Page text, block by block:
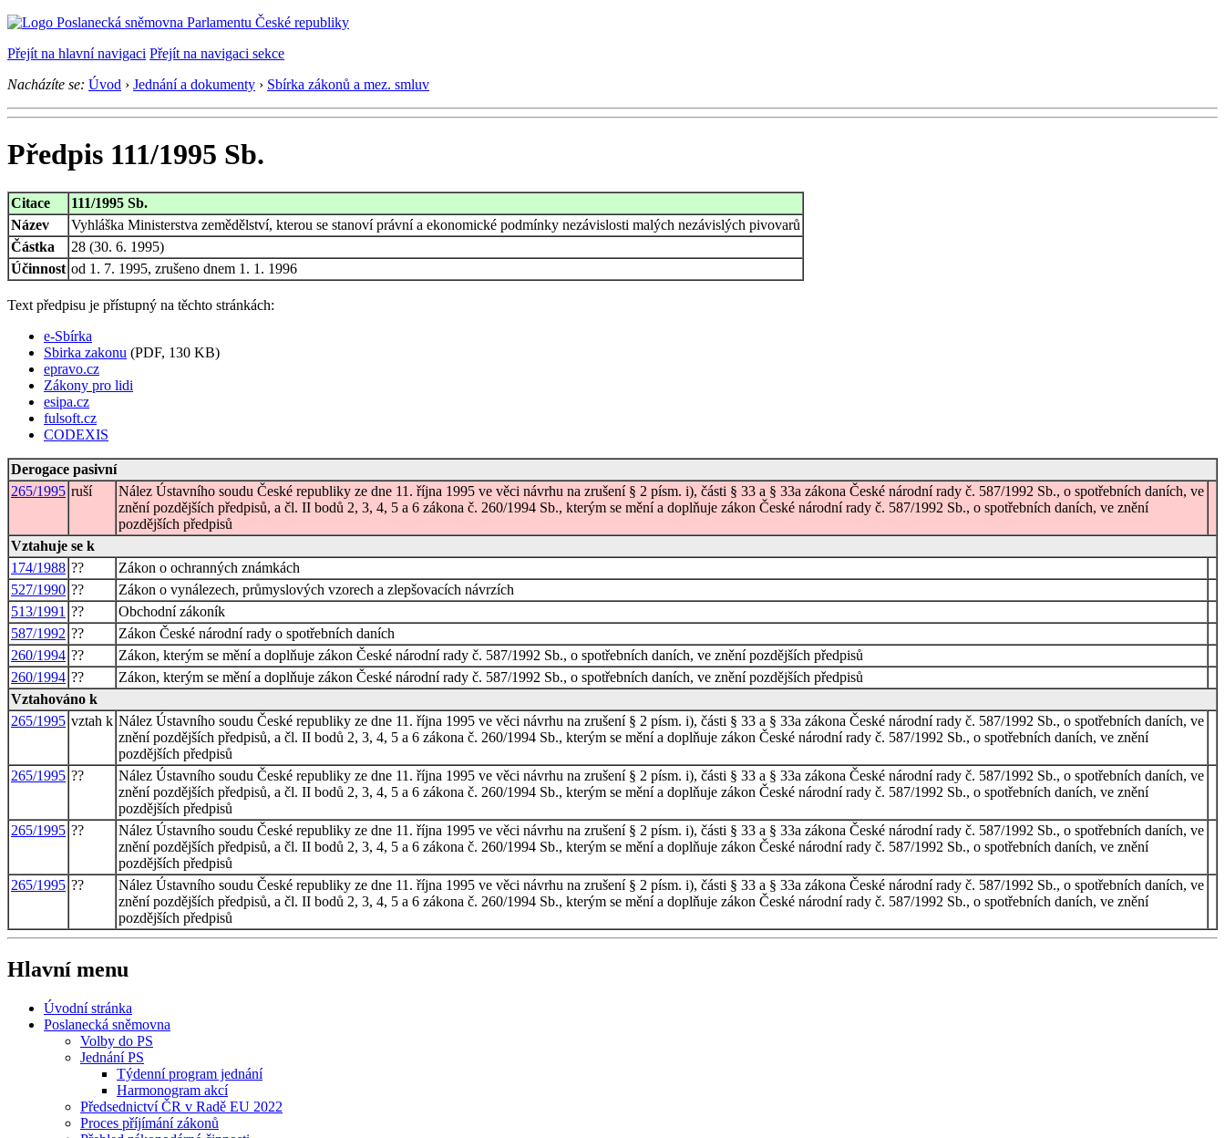
Přejít na hlavní navigaci Přejít na navigaci sekce
Nacházíte se: Úvod › Jednání a dokumenty › Sbírka zákonů a mez. smluv
Předpis 111/1995 Sb.
Citace
111/1995 Sb.
Název
Vyhláška Ministerstva zemědělství, kterou se stanoví právní a ekonomické podmínky nezávislosti malých nezávislých pivovarů
Částka
28 (30. 6. 1995)
Účinnost od 1. 7. 1995, zrušeno dnem 1. 1. 1996
Text předpisu je přístupný na těchto stránkách:
e-Sbírka
Sbirka zakonu (PDF, 130 KB)
epravo.cz
Zákony pro lidi
esipa.cz
fulsoft.cz
CODEXIS
Derogace pasivní
265/1995 ruší
Nález Ústavního soudu České republiky ze dne 11. října 1995 ve věci návrhu na zrušení § 2 písm. i), části § 33 a § 33a zákona České národní rady č. 587/1992 Sb., o spotřebních daních, ve
znění pozdějších předpisů, a čl. II bodů 2, 3, 4, 5 a 6 zákona č. 260/1994 Sb., kterým se mění a doplňuje zákon České národní rady č. 587/1992 Sb., o spotřebních daních, ve znění
pozdějších předpisů
Vztahuje se k
174/1988 ??
Zákon o ochranných známkách
527/1990 ??
Zákon o vynálezech, průmyslových vzorech a zlepšovacích návrzích
513/1991 ??
Obchodní zákoník
587/1992 ??
Zákon České národní rady o spotřebních daních
260/1994 ??
Zákon, kterým se mění a doplňuje zákon České národní rady č. 587/1992 Sb., o spotřebních daních, ve znění pozdějších předpisů
260/1994 ??
Zákon, kterým se mění a doplňuje zákon České národní rady č. 587/1992 Sb., o spotřebních daních, ve znění pozdějších předpisů
Vztahováno k
265/1995 vztah k Nález Ústavního soudu České republiky ze dne 11. října 1995 ve věci návrhu na zrušení § 2 písm. i), části § 33 a § 33a zákona České národní rady č. 587/1992 Sb., o spotřebních daních, ve
znění pozdějších předpisů, a čl. II bodů 2, 3, 4, 5 a 6 zákona č. 260/1994 Sb., kterým se mění a doplňuje zákon České národní rady č. 587/1992 Sb., o spotřebních daních, ve znění
pozdějších předpisů
265/1995 ??
Nález Ústavního soudu České republiky ze dne 11. října 1995 ve věci návrhu na zrušení § 2 písm. i), části § 33 a § 33a zákona České národní rady č. 587/1992 Sb., o spotřebních daních, ve
znění pozdějších předpisů, a čl. II bodů 2, 3, 4, 5 a 6 zákona č. 260/1994 Sb., kterým se mění a doplňuje zákon České národní rady č. 587/1992 Sb., o spotřebních daních, ve znění
pozdějších předpisů
265/1995 ??
Nález Ústavního soudu České republiky ze dne 11. října 1995 ve věci návrhu na zrušení § 2 písm. i), části § 33 a § 33a zákona České národní rady č. 587/1992 Sb., o spotřebních daních, ve
znění pozdějších předpisů, a čl. II bodů 2, 3, 4, 5 a 6 zákona č. 260/1994 Sb., kterým se mění a doplňuje zákon České národní rady č. 587/1992 Sb., o spotřebních daních, ve znění
pozdějších předpisů
265/1995 ??
Nález Ústavního soudu České republiky ze dne 11. října 1995 ve věci návrhu na zrušení § 2 písm. i), části § 33 a § 33a zákona České národní rady č. 587/1992 Sb., o spotřebních daních, ve
znění pozdějších předpisů, a čl. II bodů 2, 3, 4, 5 a 6 zákona č. 260/1994 Sb., kterým se mění a doplňuje zákon České národní rady č. 587/1992 Sb., o spotřebních daních, ve znění
pozdějších předpisů
Hlavní menu
Úvodní stránka
Poslanecká sněmovna
Volby do PS
Jednání PS
Týdenní program jednání
Harmonogram akcí
Předsednictví ČR v Radě EU 2022
Proces příjímání zákonů